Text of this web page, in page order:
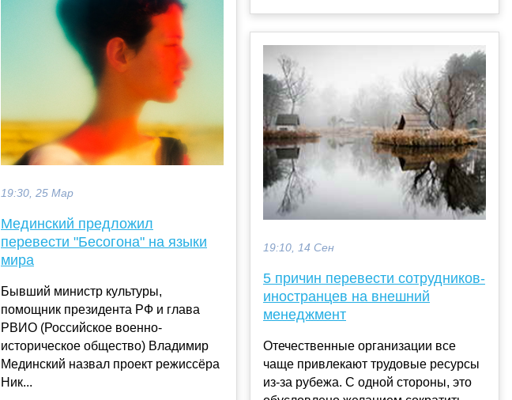
19:30, 25 Мар
Мединский предложил
перевести "Бесогона" на языки
мира
Бывший министр культуры,
помощник президента РФ и глава
РВИО (Российское военно-
историческое общество) Владимир
Мединский назвал проект режиссёра
Ник...
19:10, 14 Сен
5 причин перевести сотрудников-
иностранцев на внешний
менеджмент
Отечественные организации все
чаще привлекают трудовые ресурсы
из-за рубежа. С одной стороны, это